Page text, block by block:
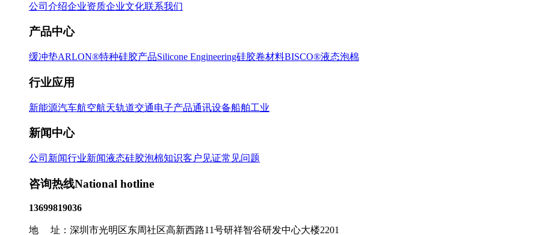
公司介绍企业资质企业文化联系我们
产品中心
缓冲垫ARLON®特种硅胶产品Silicone Engineering硅胶卷材料BISCO®液态泡棉
行业应用
新能源汽车航空航天轨道交通电子产品通讯设备船舶工业
新闻中心
公司新闻行业新闻液态硅胶泡棉知识客户见证常见问题
咨询热线National hotline
13699819036
地 址：深圳市光明区东周社区高新西路11号研祥智谷研发中心大楼2201